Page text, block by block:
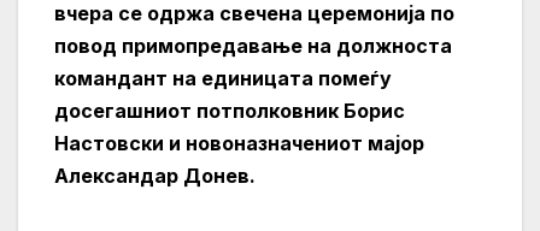
вчера се одржа свечена церемонија по
повод примопредавање на должноста
командант на единицата помеѓу
досегашниот потполковник Борис
Настовски и новоназначениот мајор
Александар Донев.